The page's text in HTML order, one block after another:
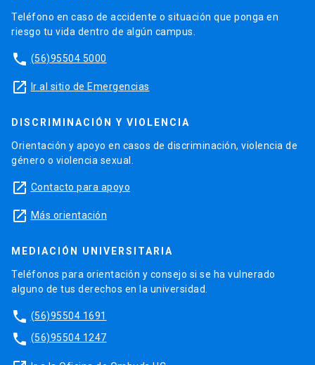
Teléfono en caso de accidente o situación que ponga en
riesgo tu vida dentro de algún campus.
phone (56)95504 5000
launch Ir al sitio de Emergencias
DISCRIMINACIÓN Y VIOLENCIA
Orientación y apoyo en casos de discriminación, violencia de
género o violencia sexual.
launch Contacto para apoyo
launch Más orientación
MEDIACIÓN UNIVERSITARIA
Teléfonos para orientación y consejo si se ha vulnerado
alguno de tus derechos en la universidad.
phone (56)95504 1691
phone (56)95504 1247